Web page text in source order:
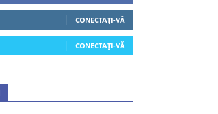
CONECTAȚI-VĂ
CONECTAȚI-VĂ